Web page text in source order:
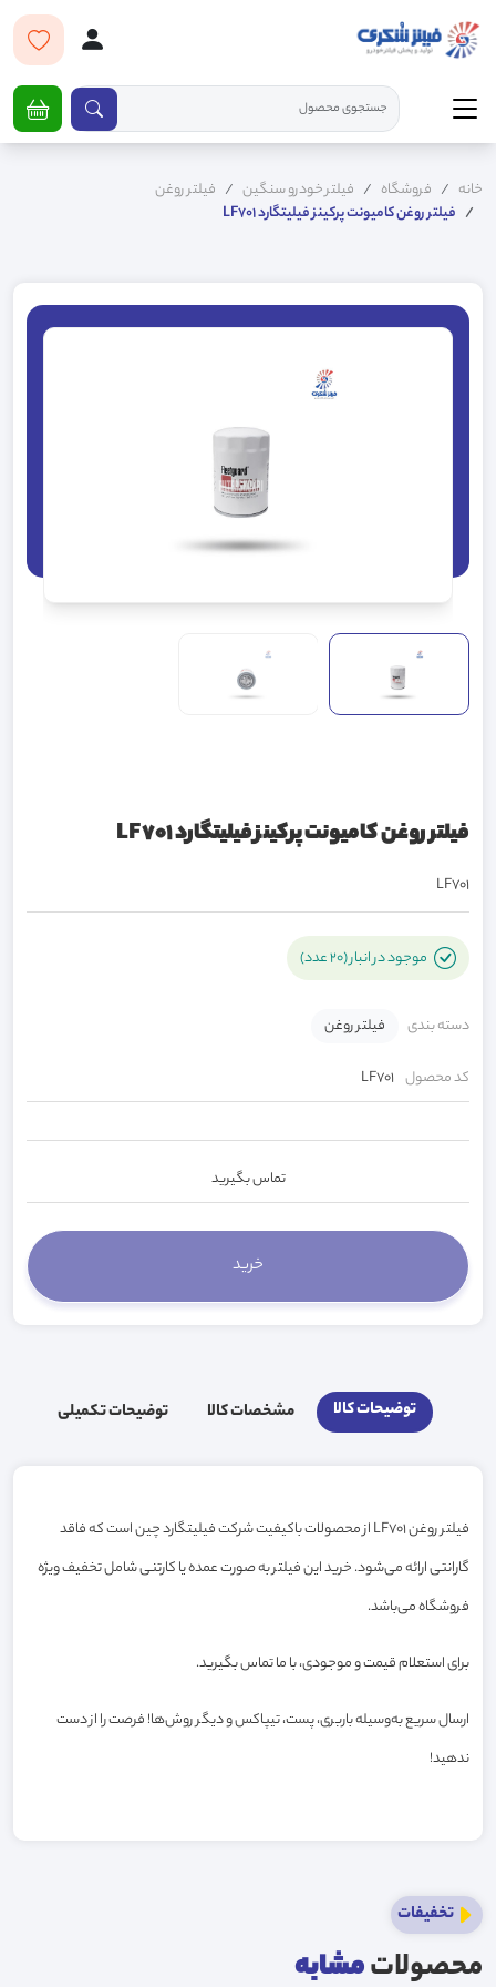
خانه فروشگاه فیلتر خودرو سنگین
فیلتر روغن
فیلتر روغن کامیونت پرکینز فیلیتگارد LF701
فیلتر روغن کامیونت پرکینز فیلیتگارد LF701
LF701
موجود در انبار (20 عدد)
دسته بندی فیلتر روغن
کد محصول LF701
تماس بگیرید
توضیحات کالا مشخصات کالا توضیحات تکمیلی
فیلتر روغن LF701 از محصولات باکیفیت شرکت فیلیتگارد چین است که فاقد
گارانتی ارائه می‌شود. خرید این فیلتر به صورت عمده یا کارتنی شامل تخفیف ویژه
فروشگاه می‌باشد.
برای استعلام قیمت و موجودی، با ما تماس بگیرید.
ارسال سریع به‌وسیله باربری، پست، تیپاکس و دیگر روش‌ها! فرصت را از دست
ندهید!
تخفیفات
محصولاتمشابه